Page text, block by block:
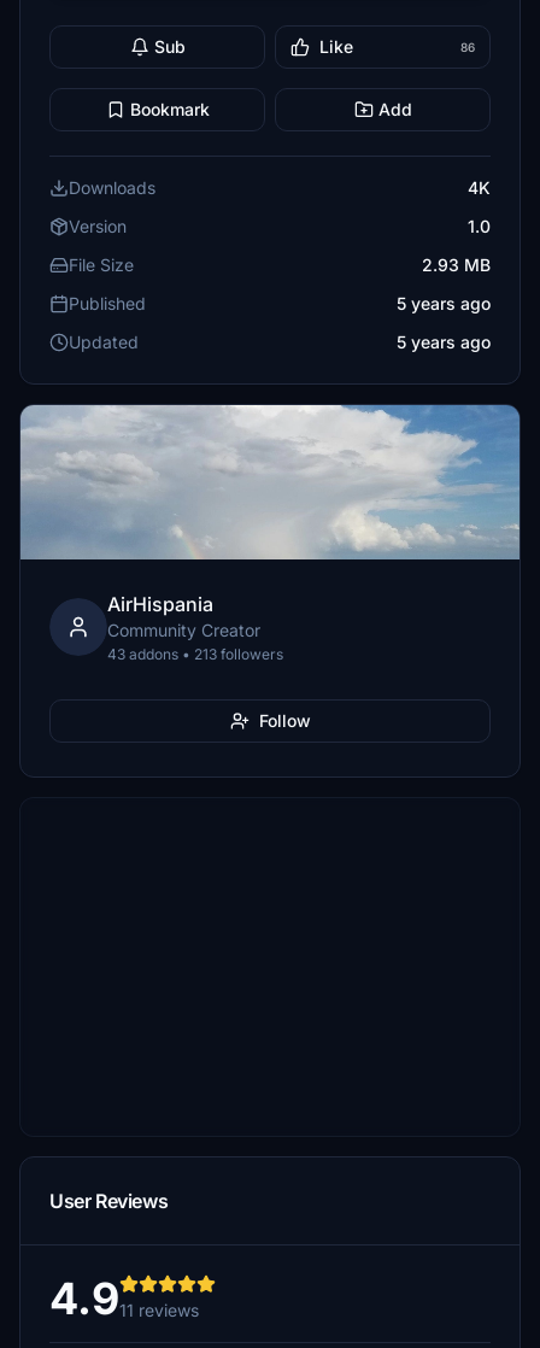
Sub Like 86
Bookmark Add
Downloads
4K
Version
1.0
File Size
2.93 MB
Published
5 years ago
Updated
5 years ago
AirHispania
Community Creator
43 addons • 213 followers
Follow
User Reviews
4.911 reviews